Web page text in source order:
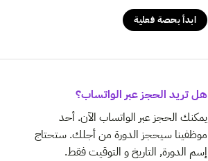
ابدأ بحصة فعلية
هل تريد الحجز عبر الواتساب؟
يمكنك الحجز عبر الواتساب الآن. أحد
موظفينا سيحجز الدورة من أجلك. ستحتاج
إسم الدورة, التاريخ و التوقيت فقط.